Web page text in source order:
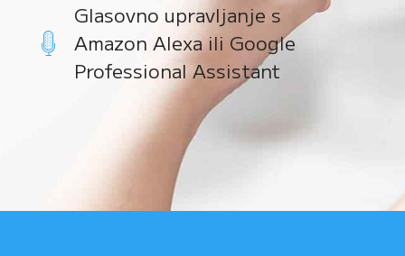
Glasovno upravljanje s
Amazon Alexa ili Google
Professional Assistant